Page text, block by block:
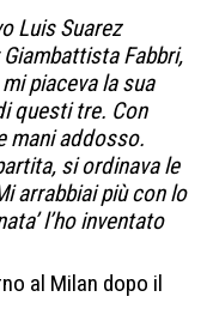
Luis Suarez
Fabbri,
piaceva la sua
questi tre. Con
mani addosso.
si ordinava le
arrabbiai più con lo
l’ho inventato
al Milan dopo il